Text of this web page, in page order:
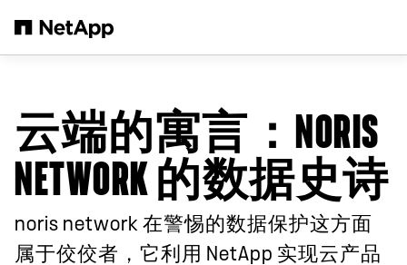
云端的寓言：NORIS
NETWORK 的数据史诗
noris network 在警惕的数据保护这方面
属于佼佼者，它利用 NetApp 实现云产品